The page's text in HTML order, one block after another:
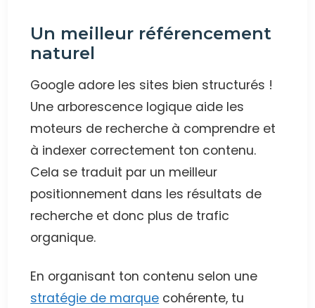
Un meilleur référencement
naturel
Google adore les sites bien structurés !
Une arborescence logique aide les
moteurs de recherche à comprendre et
à indexer correctement ton contenu.
Cela se traduit par un meilleur
positionnement dans les résultats de
recherche et donc plus de trafic
organique.
En organisant ton contenu selon une
stratégie de marque cohérente, tu